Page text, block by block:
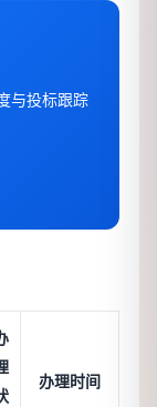
与投标跟踪
办理时间